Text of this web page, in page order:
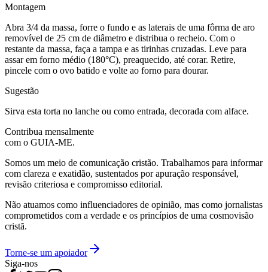
Montagem
Abra 3/4 da massa, forre o fundo e as laterais de uma fôrma de aro
removível de 25 cm de diâmetro e distribua o recheio. Com o
restante da massa, faça a tampa e as tirinhas cruzadas. Leve para
assar em forno médio (180°C), preaquecido, até corar. Retire,
pincele com o ovo batido e volte ao forno para dourar.
Sugestão
Sirva esta torta no lanche ou como entrada, decorada com alface.
Contribua mensalmente
com o GUIA-ME.
Somos um meio de comunicação cristão. Trabalhamos para informar
com clareza e exatidão, sustentados por apuração responsável,
revisão criteriosa e compromisso editorial.
Não atuamos como influenciadores de opinião, mas como jornalistas
comprometidos com a verdade e os princípios de uma cosmovisão
cristã.
Torne-se um apoiador
Siga-nos